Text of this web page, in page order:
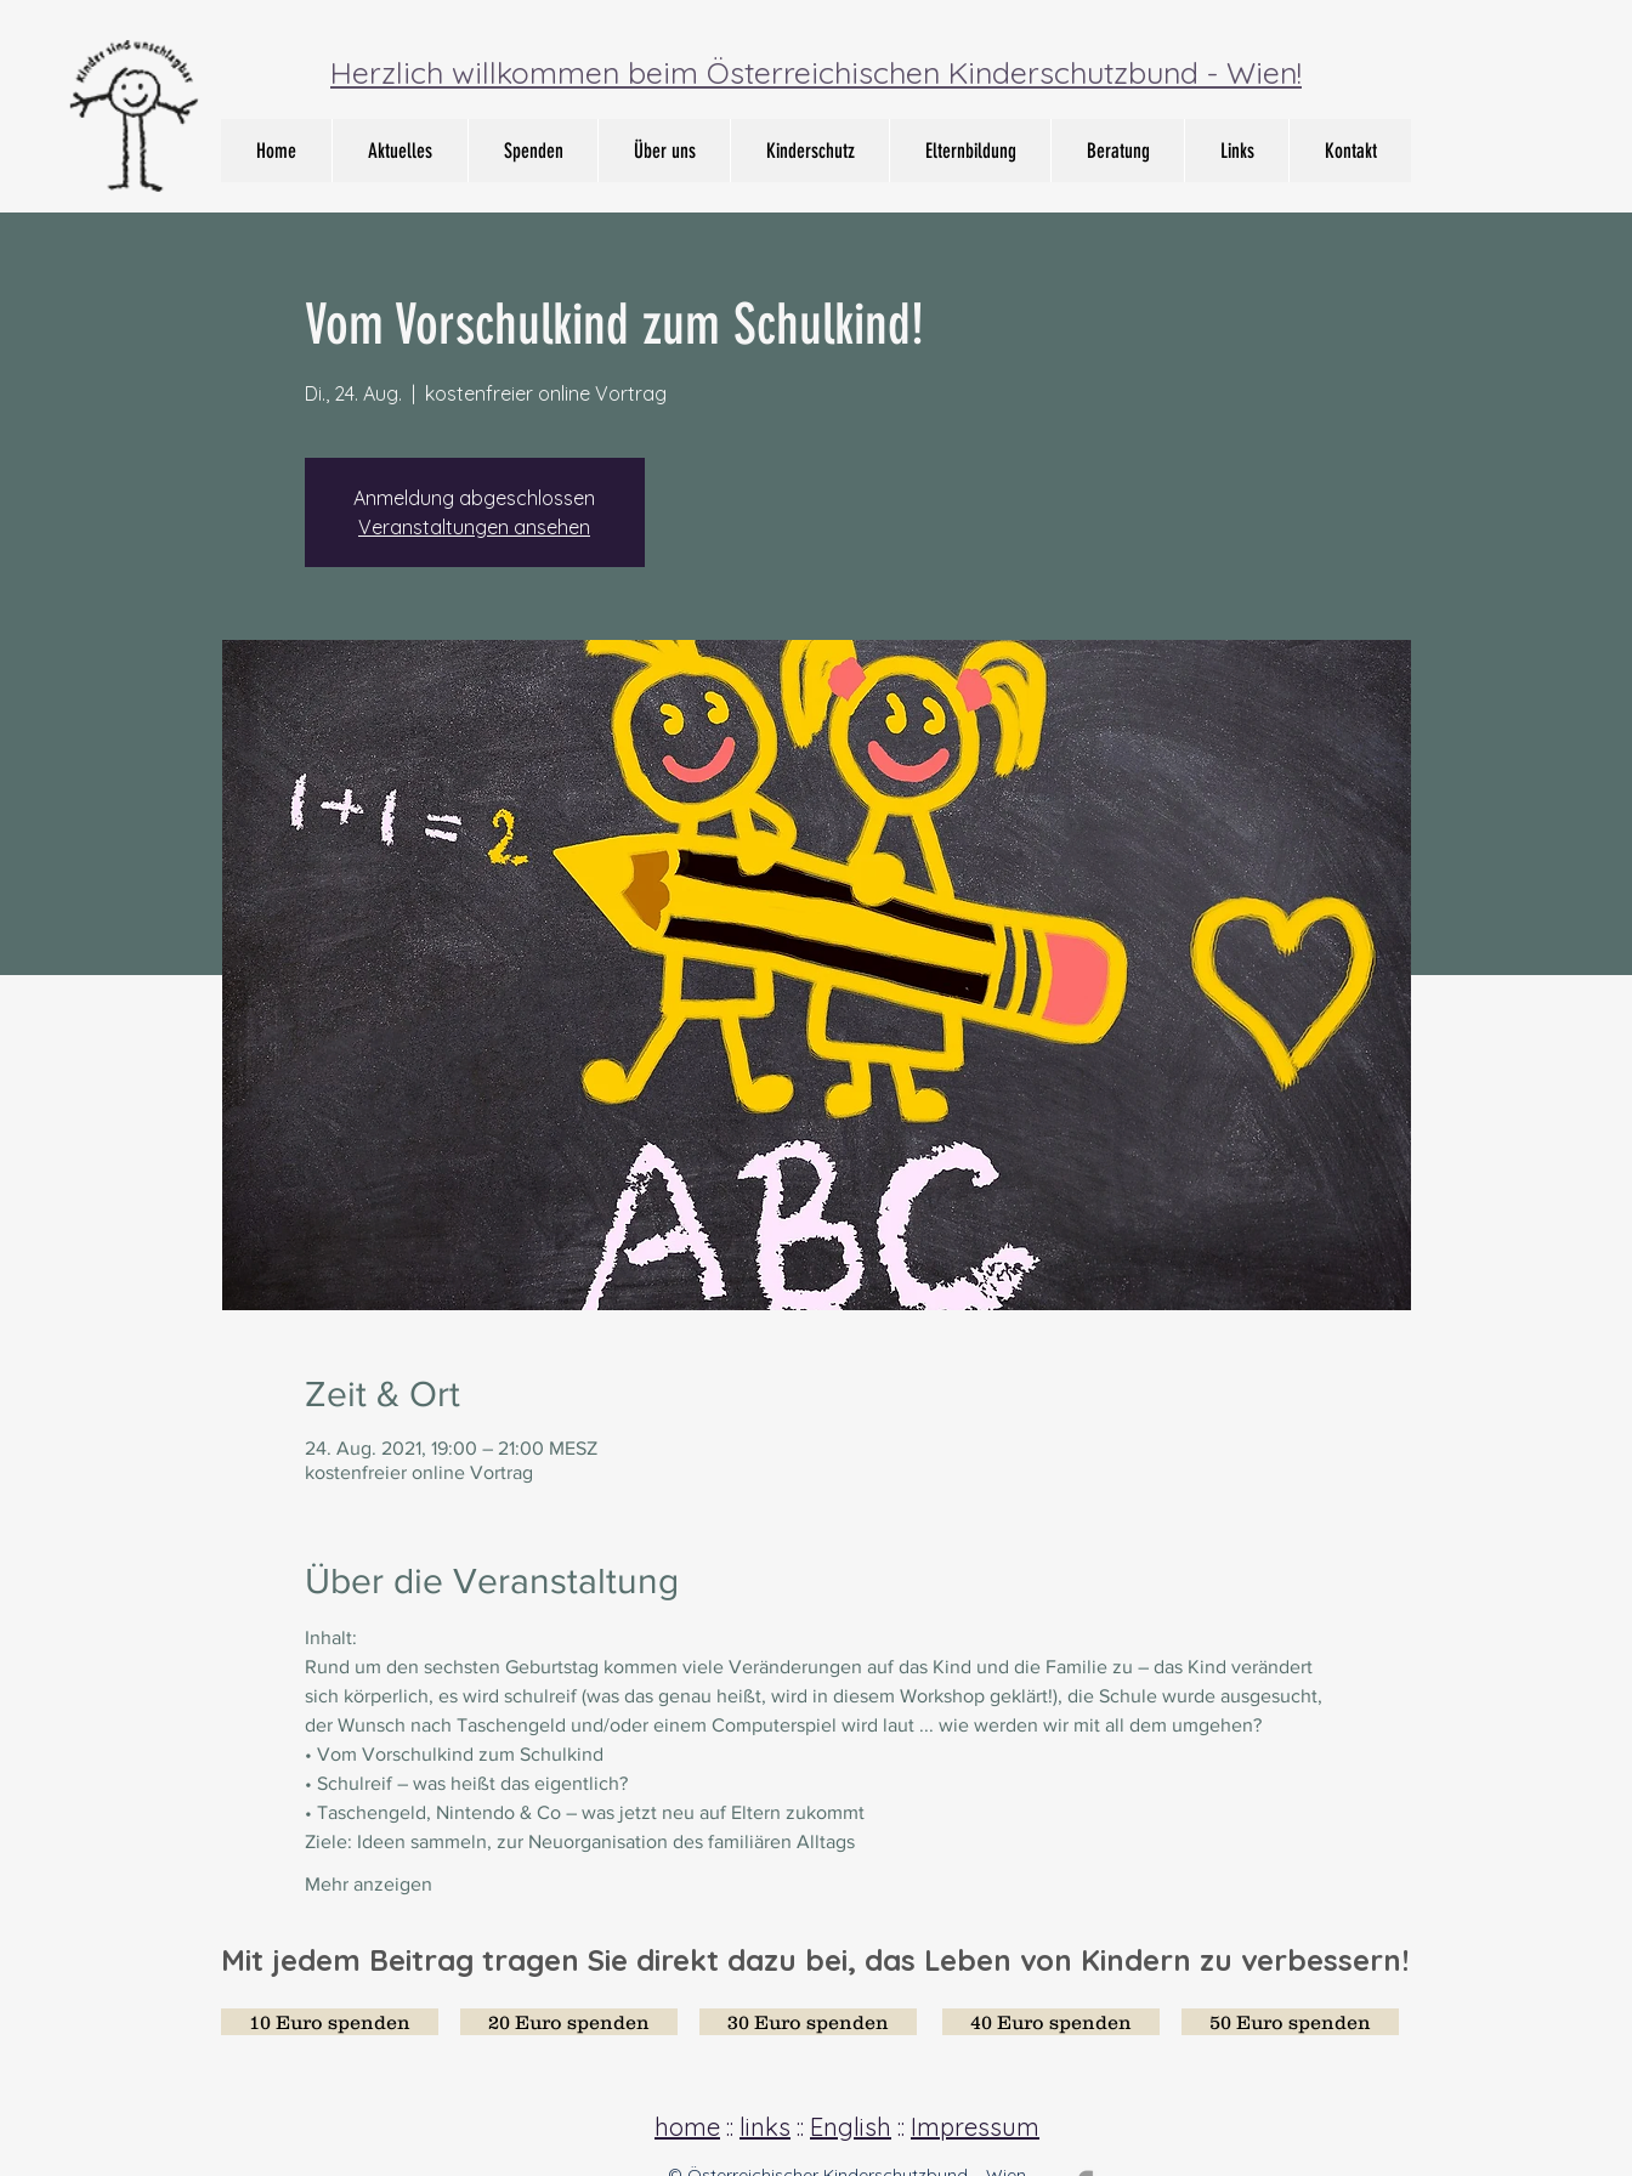
Herzlich willkommen beim Österreichischen Kinderschutzbund - Wien!
Home Aktuelles Spenden Über uns Kinderschutz Elternbildung Beratung Links Kontakt
Vom Vorschulkind zum Schulkind!
Di., 24. Aug. kostenfreier online Vortrag
Anmeldung abgeschlossen
Veranstaltungen ansehen
Zeit & Ort
24. Aug. 2021, 19:00 – 21:00 MESZ
kostenfreier online Vortrag
Über die Veranstaltung
Inhalt:
Rund um den sechsten Geburtstag kommen viele Veränderungen auf das Kind und die Familie zu – das Kind verändert
sich körperlich, es wird schulreif (was das genau heißt, wird in diesem Workshop geklärt!), die Schule wurde ausgesucht,
der Wunsch nach Taschengeld und/oder einem Computerspiel wird laut ... wie werden wir mit all dem umgehen?
• Vom Vorschulkind zum Schulkind
• Schulreif – was heißt das eigentlich?
• Taschengeld, Nintendo & Co – was jetzt neu auf Eltern zukommt
Ziele: Ideen sammeln, zur Neuorganisation des familiären Alltags
Mehr anzeigen
Mit jedem Beitrag tragen Sie direkt dazu bei, das Leben von Kindern zu verbessern!
10 Euro spenden 20 Euro spenden 30 Euro spenden 40 Euro spenden 50 Euro spenden
home :: links :: English :: Impressum